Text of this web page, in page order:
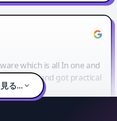
which is all In one and
and got practical
る...